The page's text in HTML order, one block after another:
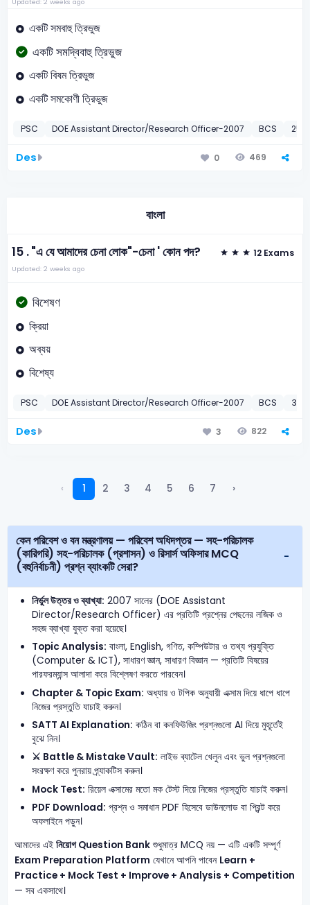
একটি সমবাহু ত্রিভুজ
একটি সমদ্বিবাহু ত্রিভুজ
একটি বিষম ত্রিভুজ
একটি সমকোণী ত্রিভুজ
PSC DOE Assistant Director/Research Officer-2007 BCS
Des 0 469
বাংলা
15 ."এ যে আমাদের চেনা লোক"-চেনা ' কোন পদ? 12 Exams
Updated: 2 weeks ago
বিশেষণ
ক্রিয়া
অব্যয়
বিশেষ্য
PSC DOE Assistant Director/Research Officer-2007 BCS
Des 3 822
‹ 1 2 3 4 5 6 7 ›
কেন পরিবেশ ও বন মন্ত্রণালয় — পরিবেশ অধিদপ্তর — সহ-পরিচালক
(কারিগরি) সহ-পরিচালক (প্রশাসন) ও রিসার্স অফিসার MCQ
(বহুনির্বাচনী) প্রশ্ন ব্যাংকটি সেরা?
নির্ভুল উত্তর ও ব্যাখ্যা: 2007 সালের (DOE Assistant
Director/Research Officer) এর প্রতিটি প্রশ্নের পেছনের লজিক ও
সহজ ব্যাখ্যা যুক্ত করা হয়েছে।
Topic Analysis: বাংলা, English, গণিত, কম্পিউটার ও তথ্য প্রযুক্তি
(Computer & ICT), সাধারণ জ্ঞান, সাধারণ বিজ্ঞান — প্রতিটি বিষয়ের
পারফরম্যান্স আলাদা করে বিশ্লেষণ করতে পারবেন।
Chapter & Topic Exam: অধ্যায় ও টপিক অনুযায়ী এক্সাম দিয়ে ধাপে ধাপে
নিজের প্রস্তুতি যাচাই করুন।
SATT AI Explanation: কঠিন বা কনফিউজিং প্রশ্নগুলো AI দিয়ে মুহূর্তেই
বুঝে নিন।
⚔️ Battle & Mistake Vault: লাইভ ব্যাটেল খেলুন এবং ভুল প্রশ্নগুলো
সংরক্ষণ করে পুনরায় প্র্যাকটিস করুন।
Mock Test: রিয়েল এক্সামের মতো মক টেস্ট দিয়ে নিজের প্রস্তুতি যাচাই করুন।
PDF Download: প্রশ্ন ও সমাধান PDF হিসেবে ডাউনলোড বা প্রিন্ট করে
অফলাইনে পড়ুন।
আমাদের এই নিয়োগ Question Bankশুধুমাত্র MCQ নয় — এটি একটি সম্পূর্ণ
Exam Preparation Platform যেখানে আপনি পাবেন Learn +
Practice + Mock Test + Improve + Analysis + Competition
— সব একসাথে।